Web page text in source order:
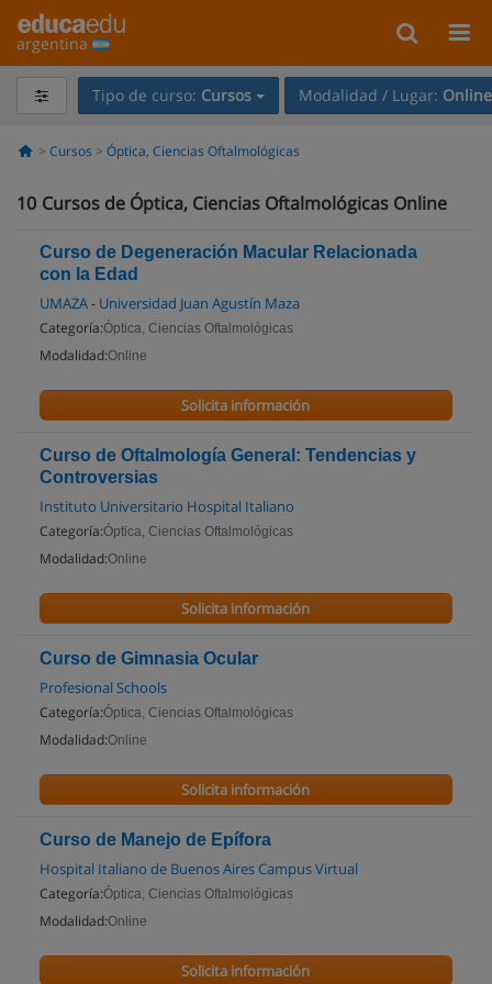
argentina
Tipo de curso: Cursos Modalidad / Lugar: Online
Cursos Óptica, Ciencias Oftalmológicas
10 Cursos de Óptica, Ciencias Oftalmológicas Online
Curso de Degeneración Macular Relacionada
con la Edad
UMAZA - Universidad Juan Agustín Maza
Categoría:Óptica, Ciencias Oftalmológicas
Modalidad:Online
Solicita información
Curso de Oftalmología General: Tendencias y
Controversias
Instituto Universitario Hospital Italiano
Categoría:Óptica, Ciencias Oftalmológicas
Modalidad:Online
Solicita información
Curso de Gimnasia Ocular
Profesional Schools
Categoría:Óptica, Ciencias Oftalmológicas
Modalidad:Online
Solicita información
Curso de Manejo de Epífora
Hospital Italiano de Buenos Aires Campus Virtual
Categoría:Óptica, Ciencias Oftalmológicas
Modalidad:Online
Solicita información